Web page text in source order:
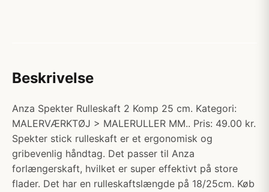
Beskrivelse
Anza Spekter Rulleskaft 2 Komp 25 cm. Kategori:
MALERVÆRKTØJ > MALERULLER MM.. Pris: 49.00 kr.
Spekter stick rulleskaft er et ergonomisk og
gribevenlig håndtag. Det passer til Anza
forlængerskaft, hvilket er super effektivt på store
flader. Det har en rulleskaftslængde på 18/25cm. Køb